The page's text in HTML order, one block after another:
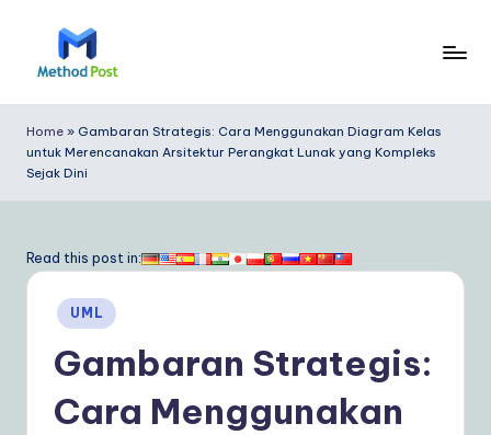
e
t
d
Home » Gambaran Strategis: Cara Menggunakan Diagram Kelas
untuk Merencanakan Arsitektur Perangkat Lunak yang Kompleks
Sejak Dini
Read this post in:
Posted
in
UML
Gambaran Strategis:
Cara Menggunakan